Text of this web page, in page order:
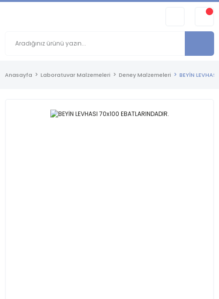
Anasayfa Laboratuvar Malzemeleri Deney Malzemeleri BEYİN